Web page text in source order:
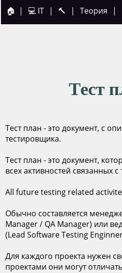
🏠 | 💻 IT | 🔨 | Теория |
Тест
Тест план - это документ, с
тестировщика.
Тест план - это документ,
всех активностей связанных
All future testing related
Обычно составляется
Manager / QA Manager) или
(Lead Software Testing
Для каждого проекта нужен
проектами они могут